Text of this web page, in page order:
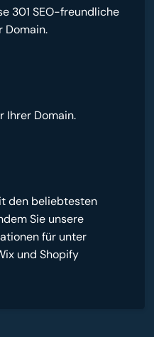
301 SEO-freundliche
Domain.
Ihrer Domain.
den beliebtesten
Sie unsere
für unter
und Shopify